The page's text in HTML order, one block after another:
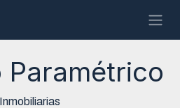
Paramétrico